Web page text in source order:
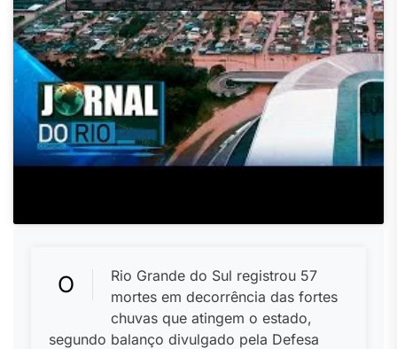
O
Rio Grande do Sul registrou 57
mortes em decorrência das fortes
chuvas que atingem o estado,
segundo balanço divulgado pela Defesa